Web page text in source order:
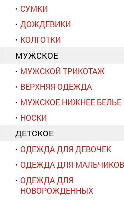
СУМКИ
ДОЖДЕВИКИ
КОЛГОТКИ
МУЖСКОЕ
МУЖСКОЙ ТРИКОТАЖ
ВЕРХНЯЯ ОДЕЖДА
МУЖСКОЕ НИЖНЕЕ БЕЛЬЕ
НОСКИ
ДЕТСКОЕ
ОДЕЖДА ДЛЯ ДЕВОЧЕК
ОДЕЖДА ДЛЯ МАЛЬЧИКОВ
ОДЕЖДА ДЛЯ
НОВОРОЖДЕННЫХ